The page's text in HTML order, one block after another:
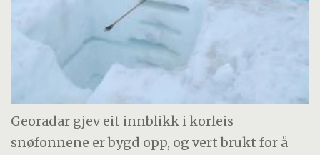
Georadar gjev eit innblikk i korleis
snøfonnene er bygd opp, og vert brukt for å